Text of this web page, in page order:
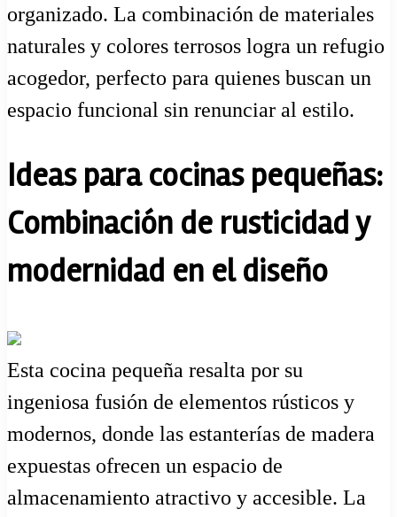
organizado. La combinación de materiales
naturales y colores terrosos logra un refugio
acogedor, perfecto para quienes buscan un
espacio funcional sin renunciar al estilo.
Ideas para cocinas pequeñas:
Combinación de rusticidad y
modernidad en el diseño
Esta cocina pequeña resalta por su
ingeniosa fusión de elementos rústicos y
modernos, donde las estanterías de madera
expuestas ofrecen un espacio de
almacenamiento atractivo y accesible. La